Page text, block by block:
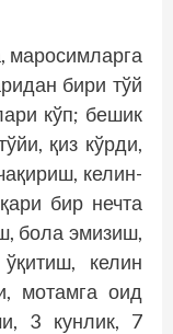
маросимларга
бири тўй
кўп; бешик
қиз кўрди,
келин-
бир нечта
бола эмизиш,
келин
мотамга оид
3 кунлик, 7